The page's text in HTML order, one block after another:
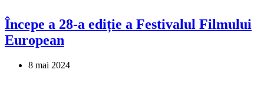
Începe a 28-a ediție a Festivalul Filmului
European
8 mai 2024